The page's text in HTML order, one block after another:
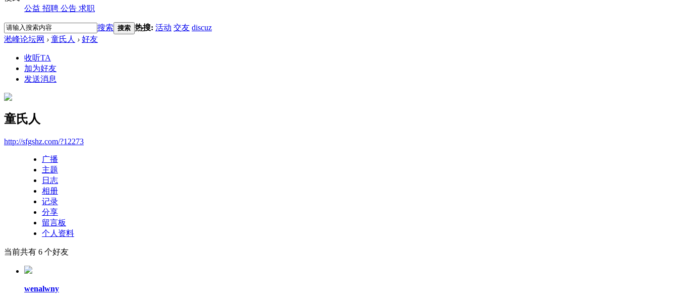
公益 招聘 公告 求职
搜索 搜索 热搜: 活动 交友 discuz
淞峰论坛网 › 童氏人 › 好友
收听TA
加为好友
发送消息
童氏人
http://sfgshz.com/?12273
广播
主题
日志
相册
记录
分享
留言板
个人资料
当前共有 6 个好友
wenalwny